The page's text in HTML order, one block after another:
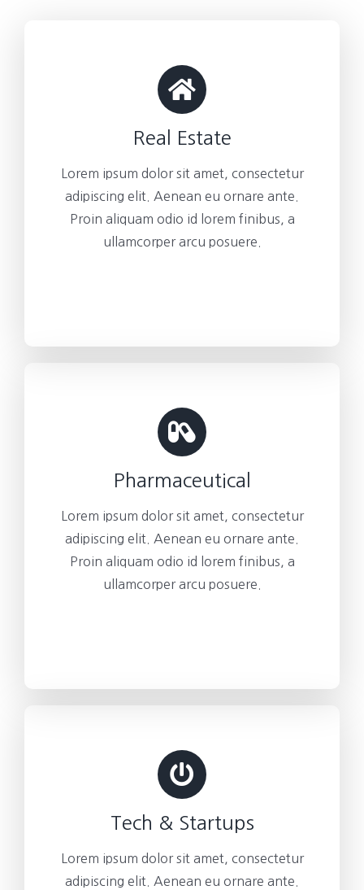
Real Estate
Lorem ipsum dolor sit amet, consectetur
adipiscing elit. Aenean eu ornare ante.
Proin aliquam odio id lorem finibus, a
ullamcorper arcu posuere.
Pharmaceutical
Lorem ipsum dolor sit amet, consectetur
adipiscing elit. Aenean eu ornare ante.
Proin aliquam odio id lorem finibus, a
ullamcorper arcu posuere.
Tech & Startups
Lorem ipsum dolor sit amet, consectetur
adipiscing elit. Aenean eu ornare ante.